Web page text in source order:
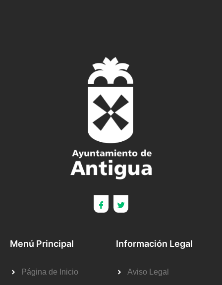
Menú Principal
Página de Inicio
Información Legal
Aviso Legal